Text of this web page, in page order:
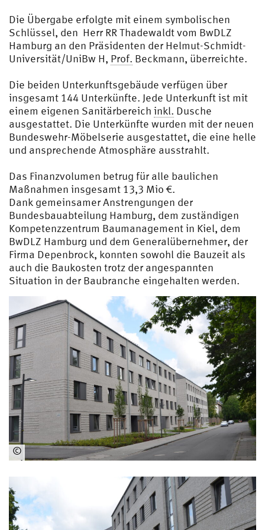
Die Übergabe erfolgte mit einem symbolischen
Schlüssel, den Herr RR Thadewaldt vom BwDLZ
Hamburg an den Präsidenten der Helmut-Schmidt-
Universität/UniBw H, Prof. Beckmann, überreichte.
Die beiden Unterkunftsgebäude verfügen über
insgesamt 144 Unterkünfte. Jede Unterkunft ist mit
einem eigenen Sanitärbereich inkl. Dusche
ausgestattet. Die Unterkünfte wurden mit der neuen
Bundeswehr-Möbelserie ausgestattet, die eine helle
und ansprechende Atmosphäre ausstrahlt.
Das Finanzvolumen betrug für alle baulichen
Maßnahmen insgesamt 13,3 Mio €.
Dank gemeinsamer Anstrengungen der
Bundesbauabteilung Hamburg, dem zuständigen
Kompetenzzentrum Baumanagement in Kiel, dem
BwDLZ Hamburg und dem Generalübernehmer, der
Firma Depenbrock, konnten sowohl die Bauzeit als
auch die Baukosten trotz der angespannten
Situation in der Baubranche eingehalten werden.
©
Mi
ael
Sc
hin